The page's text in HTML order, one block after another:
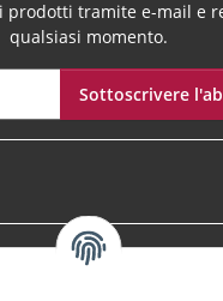
prodotti tramite e-mail e
qualsiasi momento.
Sottoscrivere